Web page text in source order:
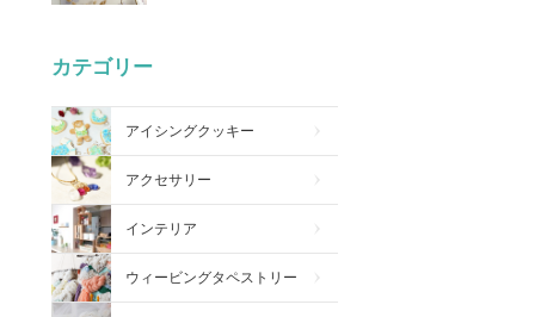
カテゴリー
アイシングクッキー
アクセサリー
インテリア
ウィービングタペストリー